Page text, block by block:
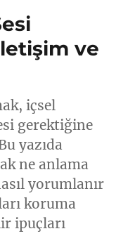
ve
içsel
gerektiğine
yazıda
ne anlama
yorumlanır
koruma
ipuçları